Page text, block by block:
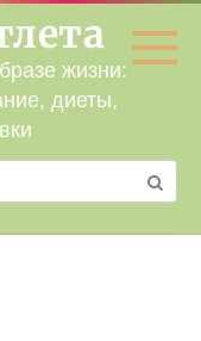
жизни:
диеты,